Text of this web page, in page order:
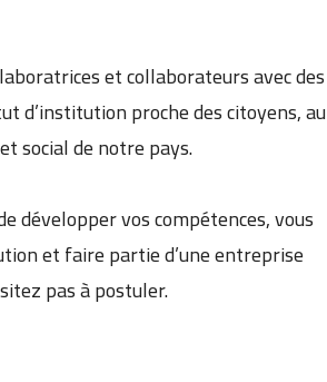
et collaborateurs avec des
d’institution proche des citoyens, au
social de notre pays.
développer vos compétences, vous
et faire partie d’une entreprise
pas à postuler.